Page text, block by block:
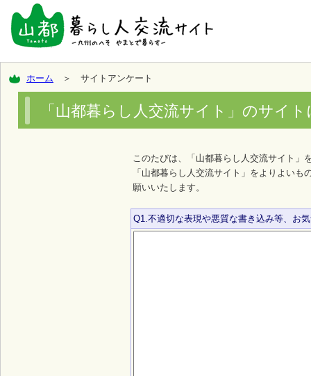
ホーム ＞ サイトアンケート
「山都暮らし人交流サイト」のサイ
このたびは、「山都暮らし人交流サイト」
「山都暮らし人交流サイト」をよりよい
願いいたします。
Q1.不適切な表現や悪質な書き込み等、お